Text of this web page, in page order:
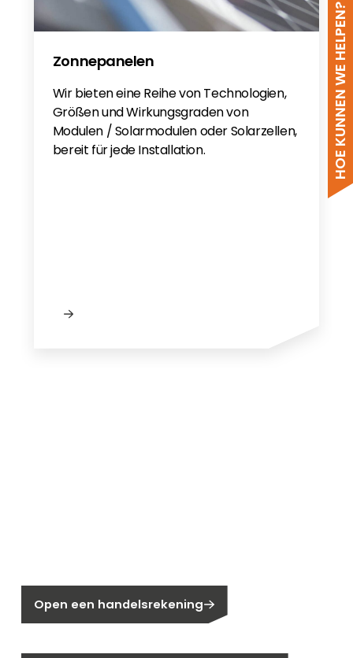
HOE KUNNEN WE HELPEN?
Zonnepanelen
Wir bieten eine Reihe von Technologien,
Größen und Wirkungsgraden von
Modulen / Solarmodulen oder Solarzellen,
bereit für jede Installation.
Open een handelsrekening